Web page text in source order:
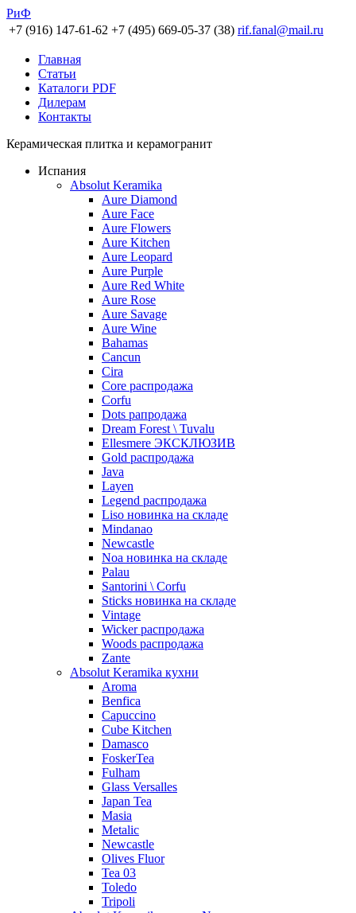
РиФ
+7 (916) 147-61-62 +7 (495) 669-05-37 (38) rif.fanal@mail.ru
Главная
Статьи
Каталоги PDF
Дилерам
Контакты
Керамическая плитка и керамогранит
Испания
Absolut Keramika
Aure Diamond
Aure Face
Aure Flowers
Aure Kitchen
Aure Leopard
Aure Purple
Aure Red White
Aure Rose
Aure Savage
Aure Wine
Bahamas
Cancun
Cira
Core распродажа
Corfu
Dots рапродажа
Dream Forest \ Tuvalu
Ellesmere ЭКСКЛЮЗИВ
Gold распродажа
Java
Layen
Legend распродажа
Liso новинка на складе
Mindanao
Newcastle
Noa новинка на складе
Palau
Santorini \ Corfu
Sticks новинка на складе
Vintage
Wicker распродажа
Woods распродажа
Zante
Absolut Keramika кухни
Aroma
Benfica
Capuccino
Cube Kitchen
Damasco
FoskerTea
Fulham
Glass Versalles
Japan Tea
Masia
Metalic
Newcastle
Olives Fluor
Tea 03
Toledo
Tripoli